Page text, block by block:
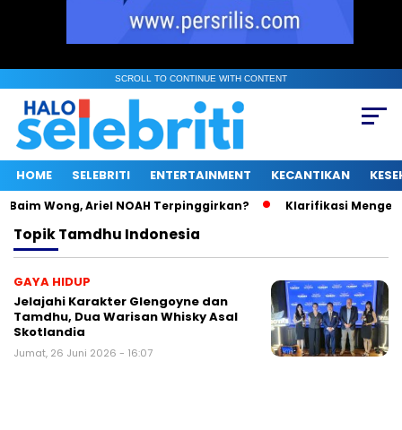
SCROLL TO CONTINUE WITH CONTENT
HOME SELEBRITI ENTERTAINMENT KECANTIKAN
Wong, Ariel NOAH Terpinggirkan? Klarifikasi
TopikTamdhu Indonesia
GAYA HIDUP
Jelajahi Karakter Glengoyne dan
Tamdhu, Dua Warisan Whisky Asal
Skotlandia
Jumat, 26 Juni 2026 - 16:07